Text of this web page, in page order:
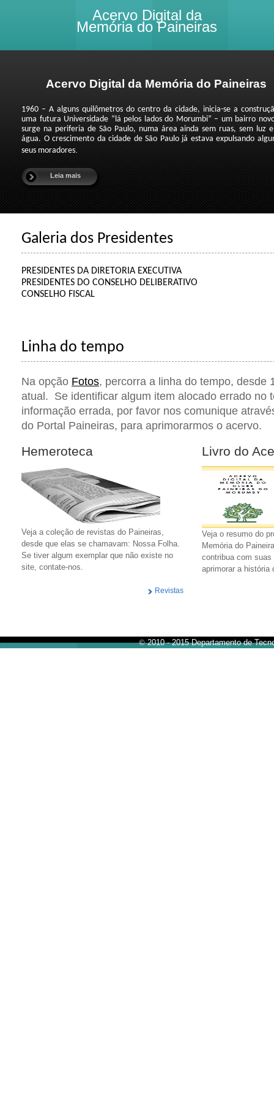
Acervo Digital da
Memória do Paineiras
Acervo Digital da Memória do Paineiras
1960 – A alguns quilômetros do centro da cidade, inicia-se a
uma futura Universidade “lá pelos lados do Morumbi” – um bairro
surge na periferia de São Paulo, numa área ainda sem ruas, sem luz
água. O crescimento da cidade de São Paulo já estava expulsando
seus moradores
Leia mais
Galeria dos Presidentes
PRESIDENTES DA DIRETORIA EXECUTIVA
PRESIDENTES DO CONSELHO DELIBERATIVO
CONSELHO FISCAL
Linha do tempo
Na opção Fotos, percorra a linha do tempo, desde
atual. Se identificar algum item alocado errado no
informação errada, por favor nos comunique
do Portal Paineiras, para aprimorarmos o acervo.
Hemeroteca
Veja a coleção de revistas do Paineiras,
desde que elas se chamavam: Nossa Folha.
Se tiver algum exemplar que não existe no
site, contate-nos.
Revistas
Livro do
Veja o resumo do
Memória do
contribua com suas
aprimorar a história
©2010 - 2015 Departamento de